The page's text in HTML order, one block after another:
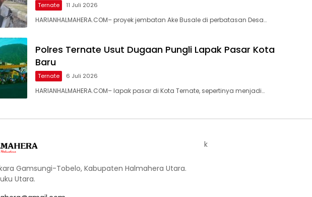
Ternate 11 Juli 2026
HARIANHALMAHERA.COM– proyek jembatan Ake Busale di perbatasan Desa…
Polres Ternate Usut Dugaan Pungli Lapak Pasar Kota
Baru
Ternate 6 Juli 2026
HARIANHALMAHERA.COM– lapak pasar di Kota Ternate, sepertinya menjadi…
Gamsungi-Tobelo, Kabupaten Halmahera Utara.
Utara.
k